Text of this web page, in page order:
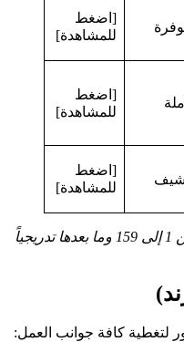
[اضغط
للمشاهدة]
[اضغط
للمشاهدة]
[اضغط
للمشاهدة]
(سيتم تزويد الجدول بكافة الحلقات من 1 إلى 159 وما بعدها تدريجياً
لتغطية كافة جوانب العمل: